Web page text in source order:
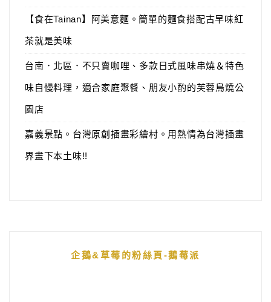
【食在Tainan】阿美意麵。簡單的麵食搭配古早味紅
茶就是美味
台南．北區．不只賣咖哩、多款日式風味串燒＆特色
味自慢料理，適合家庭聚餐、朋友小酌的芙蓉鳥燒公
園店
嘉義景點。台灣原創插畫彩繪村。用熱情為台灣插畫
界畫下本土味!!
企鵝&草莓的粉絲頁-鵝莓派